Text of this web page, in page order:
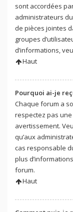
sont accordées
administrateurs
de pièces jointes
groupes
d’informations,
Haut
Pourquoi ai-je
Chaque forum a
respectez pas
avertissement.
qu’aux
cas responsable
plus
forum.
Haut